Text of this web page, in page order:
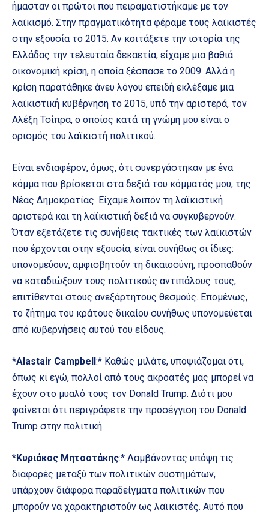
ήμασταν οι πρώτοι που πειραματιστήκαμε με τον
λαϊκισμό. Στην πραγματικότητα φέραμε τους λαϊκιστές
στην εξουσία το 2015. Αν κοιτάξετε την ιστορία της
Ελλάδας την τελευταία δεκαετία, είχαμε μια βαθιά
οικονομική κρίση, η οποία ξέσπασε το 2009. Αλλά η
κρίση παρατάθηκε άνευ λόγου επειδή εκλέξαμε μια
λαϊκιστική κυβέρνηση το 2015, υπό την αριστερά, τον
Αλέξη Τσίπρα, ο οποίος κατά τη γνώμη μου είναι ο
ορισμός του λαϊκιστή πολιτικού.
Είναι ενδιαφέρον, όμως, ότι συνεργάστηκαν με ένα
κόμμα που βρίσκεται στα δεξιά του κόμματός μου, της
Νέας Δημοκρατίας. Είχαμε λοιπόν τη λαϊκιστική
αριστερά και τη λαϊκιστική δεξιά να συγκυβερνούν.
Όταν εξετάζετε τις συνήθεις τακτικές των λαϊκιστών
που έρχονται στην εξουσία, είναι συνήθως οι ίδιες:
υπονομεύουν, αμφισβητούν τη δικαιοσύνη, προσπαθούν
να καταδιώξουν τους πολιτικούς αντιπάλους τους,
επιτίθενται στους ανεξάρτητους θεσμούς. Επομένως,
το ζήτημα του κράτους δικαίου συνήθως υπονομεύεται
από κυβερνήσεις αυτού του είδους.
*Alastair Campbell :* Καθώς μιλάτε, υποψιάζομαι ότι,
όπως κι εγώ, πολλοί από τους ακροατές μας μπορεί να
έχουν στο μυαλό τους τον Donald Trump. Διότι μου
φαίνεται ότι περιγράφετε την προσέγγιση του Donald
Trump στην πολιτική.
*Κυριάκος Μητσοτάκης:* Λαμβάνοντας υπόψη τις
διαφορές μεταξύ των πολιτικών συστημάτων,
υπάρχουν διάφορα παραδείγματα πολιτικών που
μπορούν να χαρακτηριστούν ως λαϊκιστές. Αυτό που